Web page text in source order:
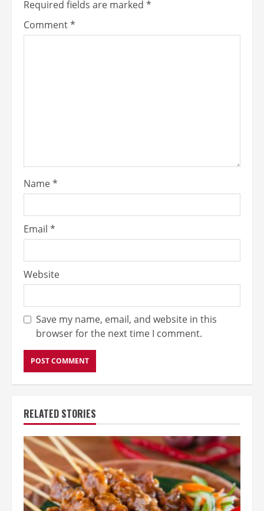
Required fields are marked *
Comment*
Name*
Email *
Website
Save my name, email, and website in this
browser for the next time I comment.
RELATED STORIES